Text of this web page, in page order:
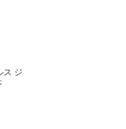
ス ジ